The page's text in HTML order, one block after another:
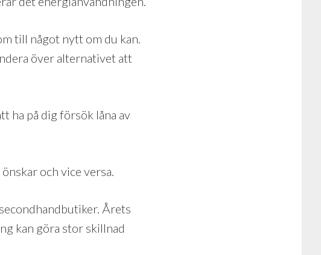
till något nytt om du kan.
över alternativet att
ha på dig försök låna av
och vice versa.
Årets
kan göra stor skillnad